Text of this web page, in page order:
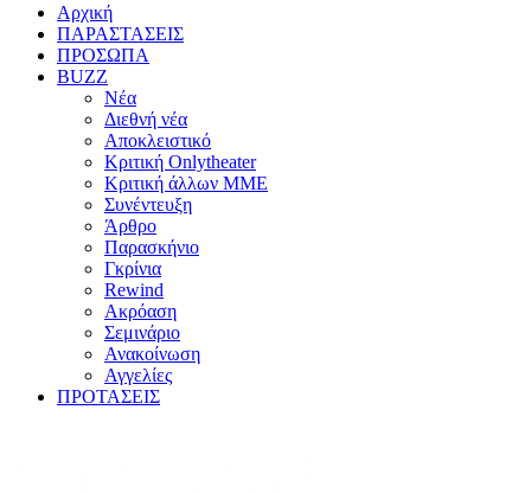
Αρχική
ΠΑΡΑΣΤΑΣΕΙΣ
ΠΡΟΣΩΠΑ
BUZZ
Νέα
Διεθνή νέα
Αποκλειστικό
Κριτική Onlytheater
Κριτική άλλων ΜΜΕ
Συνέντευξη
Άρθρο
Παρασκήνιο
Γκρίνια
Rewind
Ακρόαση
Σεμινάριο
Ανακοίνωση
Αγγελίες
ΠΡΟΤΑΣΕΙΣ